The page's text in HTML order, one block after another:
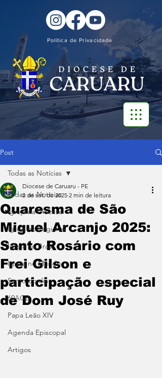
Política de Privacidade
Post
Todas as Notícias
Igreja na Diocese
Igreja no Regional
Igreja no Brasil
Igreja no Mundo
Santo do dia
60AGB
Papa Leão XIV
Agenda Episcopal
Artigos
Todas as Notícias
Quaresma de São
Miguel Arcanjo 2025:
Santo Rosário com
Frei Gilson e
participação especial
de Dom José Ruy
Diocese de Caruaru - PE
2 de set. de 2025 2 min de leitura